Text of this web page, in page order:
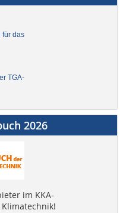
für das
TGA-
2026
im KKA-